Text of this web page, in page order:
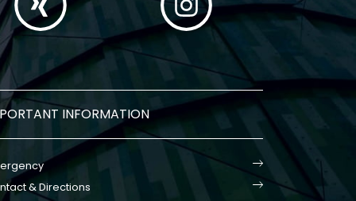
INFORMATION
& Directions